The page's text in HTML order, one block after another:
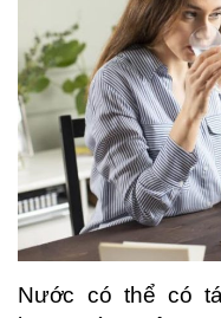
Nước có thể có